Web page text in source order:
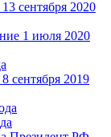
сентября 2020
1 июля 2020
сентября 2019